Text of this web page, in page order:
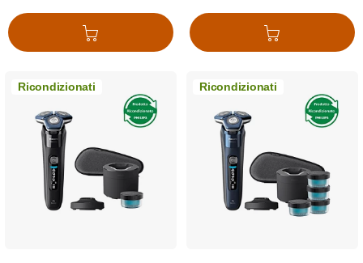
Aggiungi al carrello Aggiungi al carrello
Ricondizionati Ricondizionati